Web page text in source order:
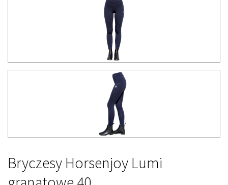
Bryczesy Horsenjoy Lumi